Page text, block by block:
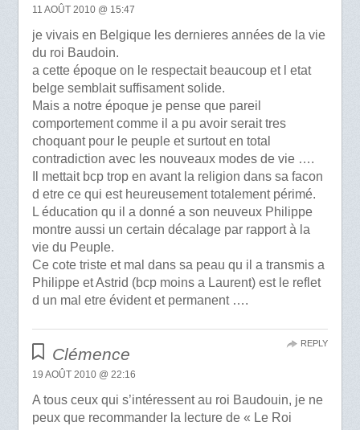
11 AOÛT 2010 @ 15:47
je vivais en Belgique les dernieres années de la vie
du roi Baudoin.
a cette époque on le respectait beaucoup et l etat
belge semblait suffisament solide.
Mais a notre époque je pense que pareil
comportement comme il a pu avoir serait tres
choquant pour le peuple et surtout en total
contradiction avec les nouveaux modes de vie ….
Il mettait bcp trop en avant la religion dans sa facon
d etre ce qui est heureusement totalement périmé.
L éducation qu il a donné a son neuveux Philippe
montre aussi un certain décalage par rapport à la
vie du Peuple.
Ce cote triste et mal dans sa peau qu il a transmis a
Philippe et Astrid (bcp moins a Laurent) est le reflet
d un mal etre évident et permanent ….
Clémence
19 AOÛT 2010 @ 22:16
A tous ceux qui s’intéressent au roi Baudouin, je ne
peux que recommander la lecture de « Le Roi
REPLY